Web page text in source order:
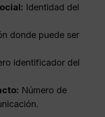
Identidad del
donde puede ser
identificador del
Número de